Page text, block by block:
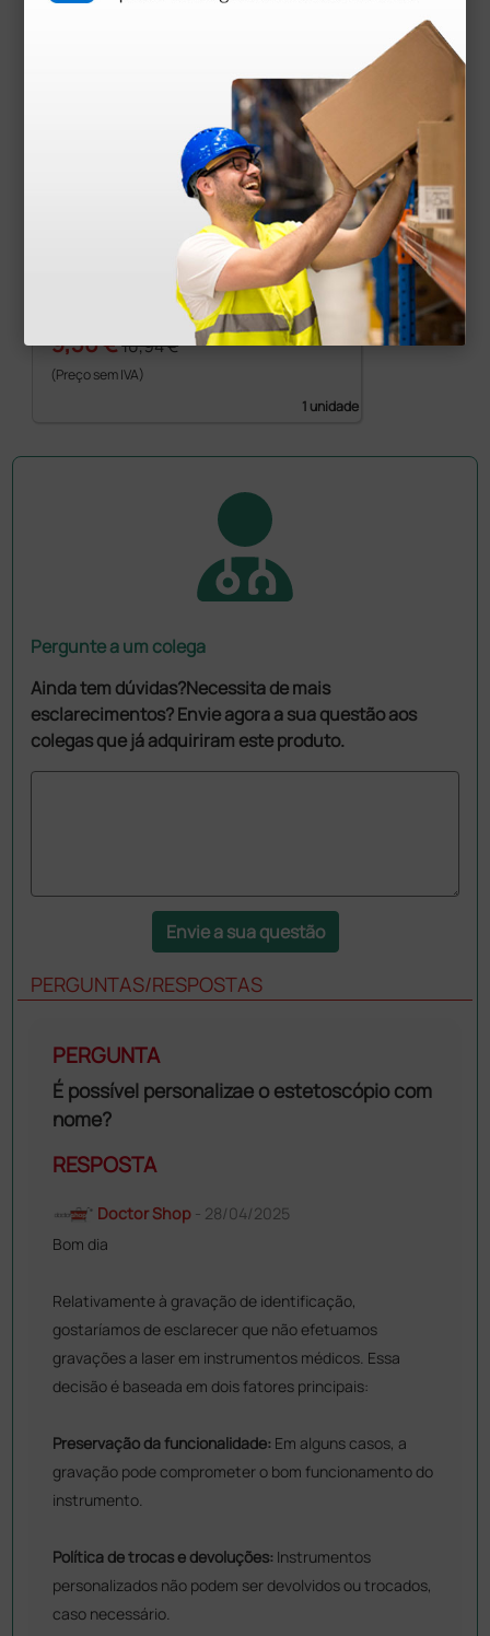
Estojo para estetoscópio - turquesa
9,30 €10,94 €
(Preço sem IVA)
1 unidade
Pergunte a um colega
Ainda tem dúvidas?Necessita de mais
esclarecimentos? Envie agora a sua questão aos
colegas que já adquiriram este produto.
Envie a sua questão
PERGUNTAS/RESPOSTAS
PERGUNTA
É possível personalizae o estetoscópio com
nome?
RESPOSTA
Doctor Shop- 28/04/2025
Bom dia
Relativamente à gravação de identificação,
gostaríamos de esclarecer que não efetuamos
gravações a laser em instrumentos médicos. Essa
decisão é baseada em dois fatores principais:
Preservação da funcionalidade: Em alguns casos, a
gravação pode comprometer o bom funcionamento do
instrumento.
Política de trocas e devoluções: Instrumentos
personalizados não podem ser devolvidos ou trocados,
caso necessário.